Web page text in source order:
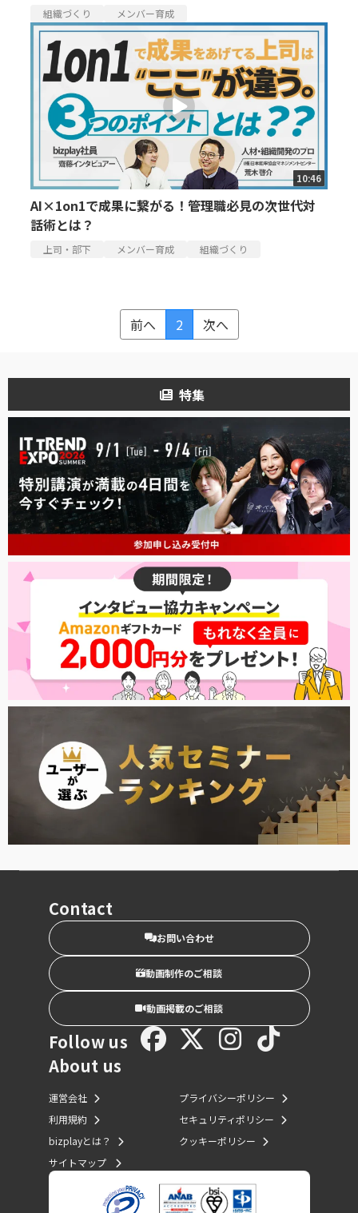
組織づくり メンバー育成
10:46
AI×1on1で成果に繋がる！管理職必見の次世代対
話術とは？
上司・部下 メンバー育成 組織づくり
前へ 2 次へ
特集
Contact
お問い合わせ
動画制作のご相談
動画掲載のご相談
Follow us
About us
運営会社
利用規約
bizplayとは？
サイトマップ
プライバシーポリシー
セキュリティポリシー
クッキーポリシー